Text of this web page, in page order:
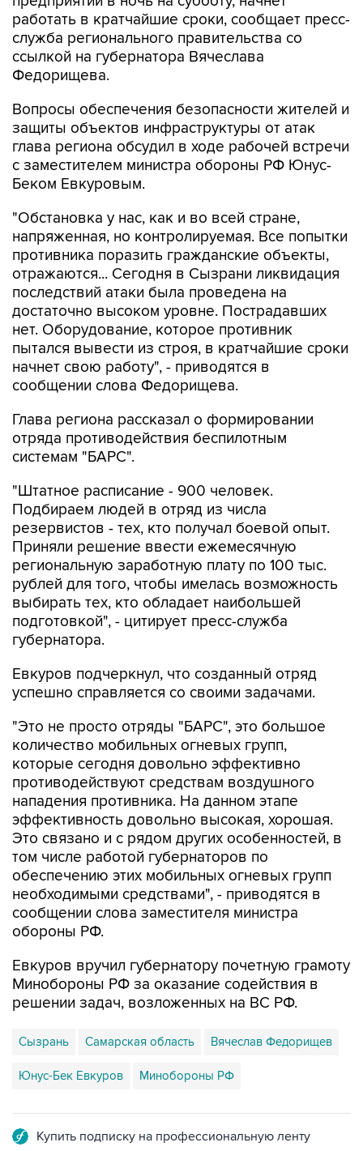
работать в кратчайшие сроки, сообщает пресс-
служба регионального правительства со
ссылкой на губернатора Вячеслава
Федорищева.
Вопросы обеспечения безопасности жителей и
защиты объектов инфраструктуры от атак
глава региона обсудил в ходе рабочей встречи
с заместителем министра обороны РФ Юнус-
Беком Евкуровым.
"Обстановка у нас, как и во всей стране,
напряженная, но контролируемая. Все попытки
противника поразить гражданские объекты,
отражаются... Сегодня в Сызрани ликвидация
последствий атаки была проведена на
достаточно высоком уровне. Пострадавших
нет. Оборудование, которое противник
пытался вывести из строя, в кратчайшие сроки
начнет свою работу", - приводятся в
сообщении слова Федорищева.
Глава региона рассказал о формировании
отряда противодействия беспилотным
системам "БАРС".
"Штатное расписание - 900 человек.
Подбираем людей в отряд из числа
резервистов - тех, кто получал боевой опыт.
Приняли решение ввести ежемесячную
региональную заработную плату по 100 тыс.
рублей для того, чтобы имелась возможность
выбирать тех, кто обладает наибольшей
подготовкой", - цитирует пресс-служба
губернатора.
Евкуров подчеркнул, что созданный отряд
успешно справляется со своими задачами.
"Это не просто отряды "БАРС", это большое
количество мобильных огневых групп,
которые сегодня довольно эффективно
противодействуют средствам воздушного
нападения противника. На данном этапе
эффективность довольно высокая, хорошая.
Это связано и с рядом других особенностей, в
том числе работой губернаторов по
обеспечению этих мобильных огневых групп
необходимыми средствами", - приводятся в
сообщении слова заместителя министра
обороны РФ.
Евкуров вручил губернатору почетную грамоту
Минобороны РФ за оказание содействия в
решении задач, возложенных на ВС РФ.
Сызрань Самарская область Вячеслав Федорищев
Юнус-Бек Евкуров Минобороны РФ
Купить подписку на профессиональную ленту